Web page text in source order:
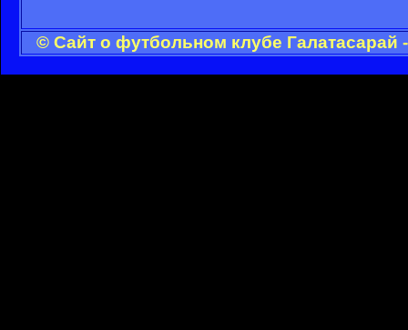
© Сайт о футбольном клубе